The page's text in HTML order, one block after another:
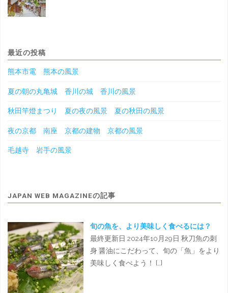
最近の投稿
熊本市電 熊本の風景
夏の朝の丸亀城 香川の城 香川の風景
秋田竿燈まつり 夏の夜の風景 夏の秋田の風景
夜の京都 南座 京都の建物 京都の風景
毛越寺 岩手の風景
JAPAN WEB MAGAZINEの記事
旬の魚を、より美味しく食べるには？
最終更新日 2024年10月29日 秋刀魚の刺
身 醤油にこだわって、旬の「魚」をより
美味しく食べよう！ […]